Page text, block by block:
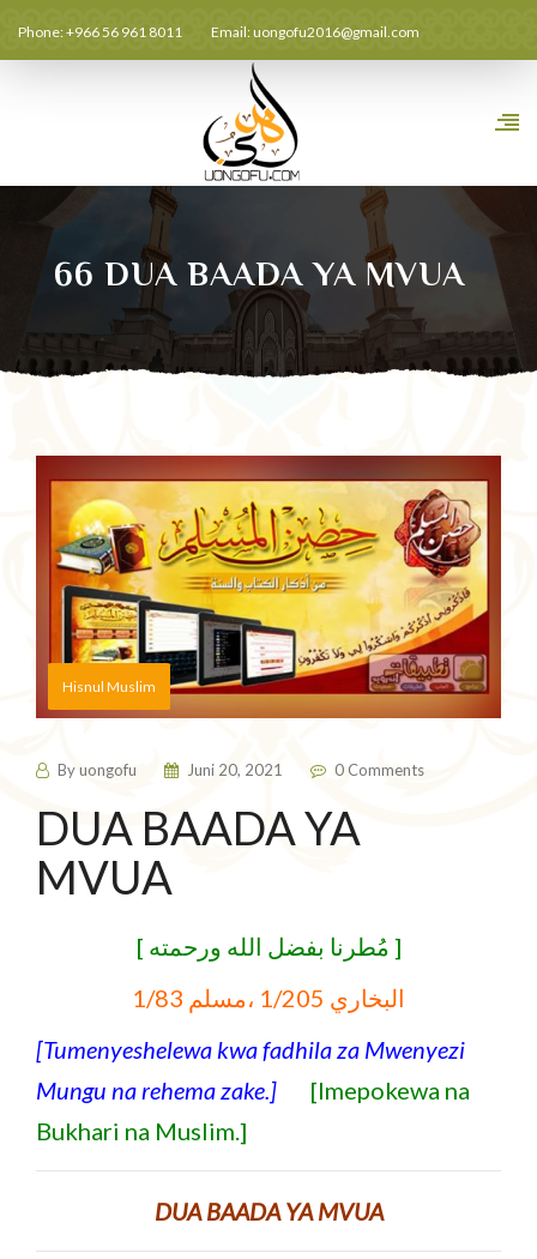
Phone: +966 56 961 8011 Email:uongofu2016@gmail.com
66 DUA BAADA YA MVUA
Hisnul Muslim
Byuongofu Juni 20, 2021 0 Comments
DUA BAADA YA
MVUA
[ مُطرنا بفضل الله ورحمته ]
البخاري 1/205 ،مسلم 1/83
[Tumenyeshelewa kwa fadhila za Mwenyezi
Mungu na rehema zake.]
[Imepokewa na
Bukhari na Muslim.]
DUA BAADA YA MVUA